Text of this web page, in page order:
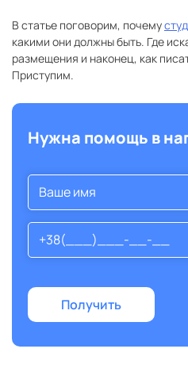
В статье поговорим, почему
какими они должны быть. Где
размещения и наконец, как
Приступим.
Нужна помощь в